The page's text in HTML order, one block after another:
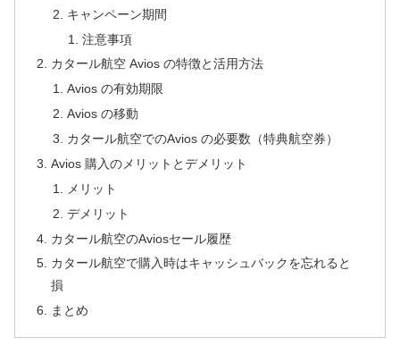
キャンペーン期間
注意事項
カタール航空 Avios の特徴と活用方法
Avios の有効期限
Avios の移動
カタール航空でのAvios の必要数（特典航空券）
Avios 購入のメリットとデメリット
メリット
デメリット
カタール航空のAviosセール履歴
カタール航空で購入時はキャッシュバックを忘れると
損
まとめ